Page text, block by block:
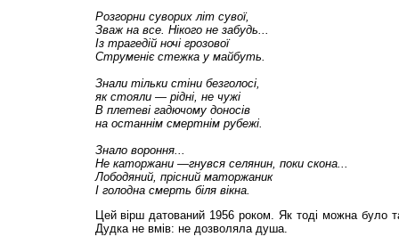
Розгорни суворих літ сувої,
Зваж на все. Нікого не забудь...
Із трагедій ночі грозової
Струменіє стежка у майбуть.
Знали тільки стіни безголосі,
як стояли — рідні, не чужі
В плетеві гадючому доносів
на останнім смертнім рубежі.
Знало вороння...
Не каторжани —гнувся селянин, поки скона...
Лободяний, прісний маторжаник
І голодна смерть біля вікна.
Цей вірш датований 1956 роком. Як тоді можна було
Дудка не вмів: не дозволяла душа.